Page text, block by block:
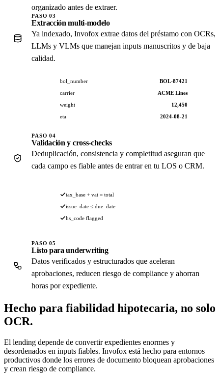
organizado antes de extraer.
PASO 03
Extracción multi-modelo
Ya indexado, Invofox extrae datos del préstamo con OCRs,
LLMs y VLMs que manejan inputs manuscritos y de baja
calidad.
bol_number
BOL-87421
carrier
ACME Lines
weight
12,450
eta
2024-08-21
PASO 04
Validación y cross-checks
Deduplicación, consistencia y completitud aseguran que
cada campo es fiable antes de entrar en tu LOS o CRM.
tax_base + vat = total
issue_date ≤ due_date
hs_code flagged
PASO 05
Listo para underwriting
Datos verificados y estructurados que aceleran
aprobaciones, reducen riesgo de compliance y ahorran
horas por expediente.
Hecho para fiabilidad hipotecaria, no solo
OCR.
El lending depende de convertir expedientes enormes y
desordenados en inputs fiables. Invofox está hecho para entornos
productivos donde los errores de documento bloquean aprobaciones
y crean riesgo de compliance.